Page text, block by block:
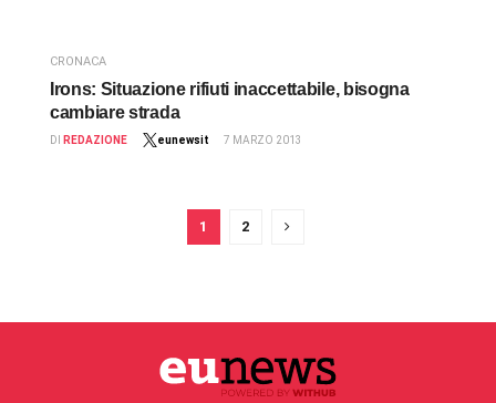
CRONACA
Irons: Situazione rifiuti inaccettabile, bisogna
cambiare strada
DI REDAZIONE eunewsit 7 MARZO 2013
1 2